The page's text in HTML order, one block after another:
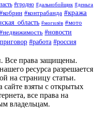
#гродно #дальнобойщик #деньга
#кобрин #контрабанда #кража
#могилёв #мото
#недвижимость #новости
#работа #россия
Все права защищены.
ресурса разрешается
на страницу статьи.
взяты с открытых
все права на
владельцам.